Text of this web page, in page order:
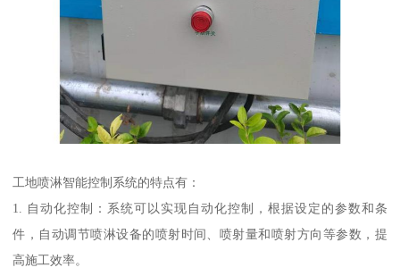
工地喷淋智能控制系统的特点有：
1. 自动化控制：系统可以实现自动化控制，根据设定的参数和条
件，自动调节喷淋设备的喷射时间、喷射量和喷射方向等参数，提
高施工效率。